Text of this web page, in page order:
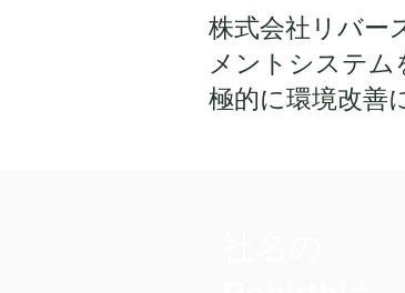
株式会社リバー
メントシステ
極的に環境改善